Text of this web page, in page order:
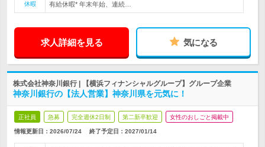
休暇
有給休暇* 年末年始、連続…
求人詳細を見る 気になる
株式会社神奈川銀行 | 【横浜フィナンシャルグループ】グループ企業
神奈川銀行の【法人営業】神奈川県を元気に！
正社員 急募 完全週休2日制 第二新卒歓迎 女性のおしごと掲載中
情報更新日：2026/07/24 終了予定日： 2027/01/14